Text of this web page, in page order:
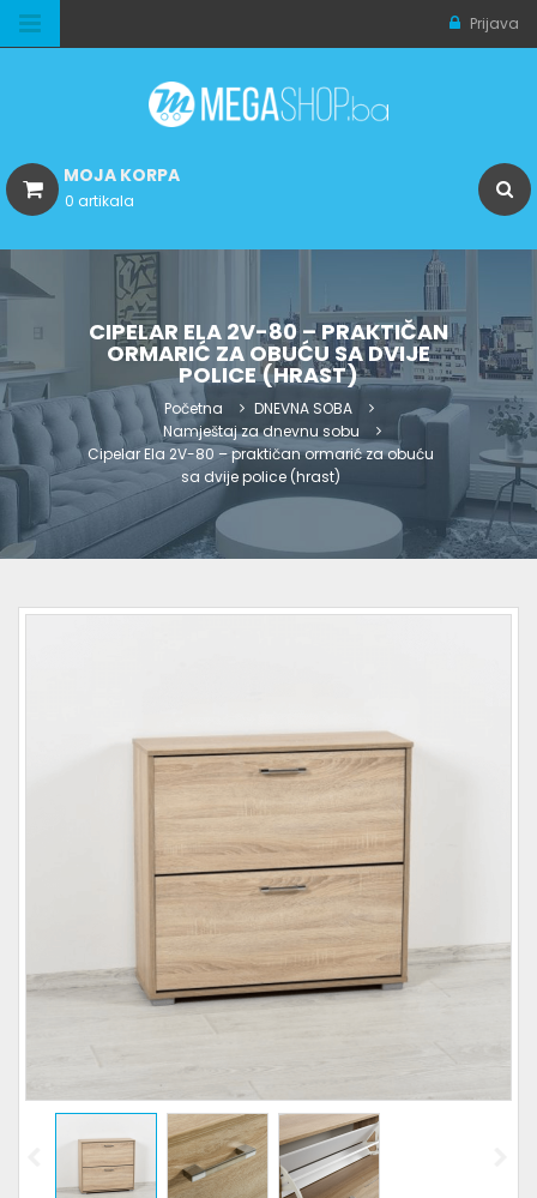
Prijava
MOJA KORPA
0 artikala
CIPELAR ELA 2V-80 – PRAKTIČAN
ORMARIĆ ZA OBUĆU SA DVIJE
POLICE (HRAST)
Početna
DNEVNA SOBA
Namještaj za dnevnu sobu
Cipelar Ela 2V-80 – praktičan ormarić za obuću
sa dvije police (hrast)